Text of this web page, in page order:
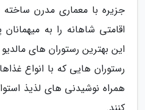
جزیره با معماری مدرن
اقامتی شاهانه را به
این بهترین رستوران های
رستوران هایی که با انواع
همراه نوشیدنی های لذیذ